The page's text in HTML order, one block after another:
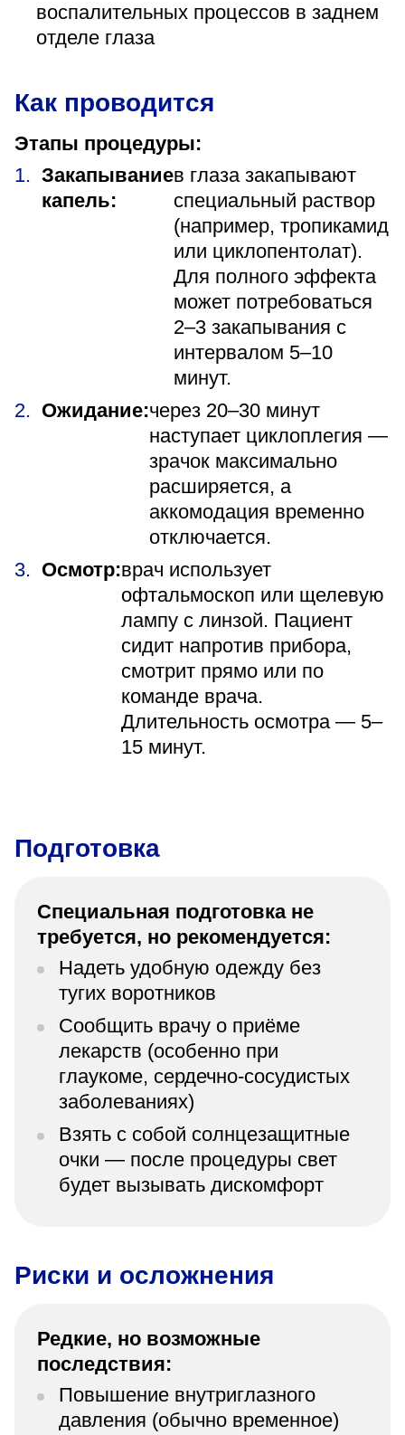
воспалительных процессов в заднем
отделе глаза
Как проводится
Этапы процедуры:
Закапывание
капель:
в глаза закапывают
специальный раствор
(например, тропикамид
или циклопентолат).
Для полного эффекта
может потребоваться
2–3 закапывания с
интервалом 5–10
минут.
Ожидание:через 20–30 минут
наступает циклоплегия —
зрачок максимально
расширяется, а
аккомодация временно
отключается.
Осмотр:врач использует
офтальмоскоп или щелевую
лампу с линзой. Пациент
сидит напротив прибора,
смотрит прямо или по
команде врача.
Длительность осмотра — 5–
15 минут.
Подготовка
Специальная подготовка не
требуется, но рекомендуется:
Надеть удобную одежду без
тугих воротников
Сообщить врачу о приёме
лекарств (особенно при
глаукоме, сердечно-сосудистых
заболеваниях)
Взять с собой солнцезащитные
очки — после процедуры свет
будет вызывать дискомфорт
Риски и осложнения
Редкие, но возможные
последствия:
Повышение внутриглазного
давления (обычно временное)